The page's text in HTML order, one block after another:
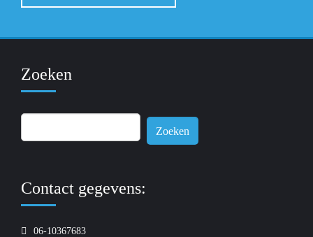
Zoeken
Zoeken
naar:
Contact gegevens:
06-10367683